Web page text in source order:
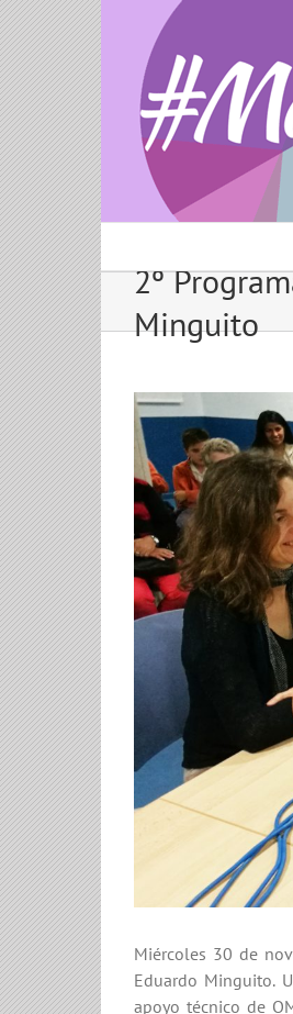
Skip
to
content
2º
Minguito
View
Larger
Image
Miércoles 30 de
Eduardo Minguito.
apoyo técnico de